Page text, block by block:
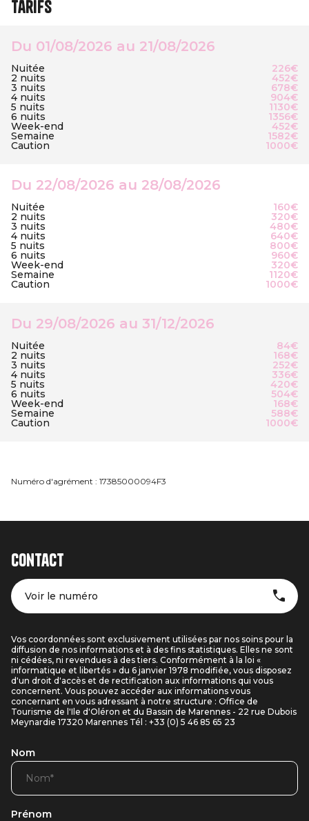
Tarifs
Du 01/08/2026 au 21/08/2026
Nuitée 226€
2 nuits 452€
3 nuits 678€
4 nuits 904€
5 nuits 1130€
6 nuits 1356€
Week-end 452€
Semaine 1582€
Caution 1000€
Du 22/08/2026 au 28/08/2026
Nuitée 160€
2 nuits 320€
3 nuits 480€
4 nuits 640€
5 nuits 800€
6 nuits 960€
Week-end 320€
Semaine 1120€
Caution 1000€
Du 29/08/2026 au 31/12/2026
Nuitée 84€
2 nuits 168€
3 nuits 252€
4 nuits 336€
5 nuits 420€
6 nuits 504€
Week-end 168€
Semaine 588€
Caution 1000€
Numéro d'agrément : 17385000094F3
Contact
Voir le numéro
Vos coordonnées sont exclusivement utilisées par nos soins pour la
diffusion de nos informations et à des fins statistiques. Elles ne sont
ni cédées, ni revendues à des tiers. Conformément à la loi «
informatique et libertés » du 6 janvier 1978 modifiée, vous disposez
d'un droit d'accès et de rectification aux informations qui vous
concernent. Vous pouvez accéder aux informations vous
concernant en vous adressant à notre structure : Office de
Tourisme de l'Ile d'Oléron et du Bassin de Marennes - 22 rue Dubois
Meynardie 17320 Marennes Tél : +33 (0) 5 46 85 65 23
Nom
Prénom